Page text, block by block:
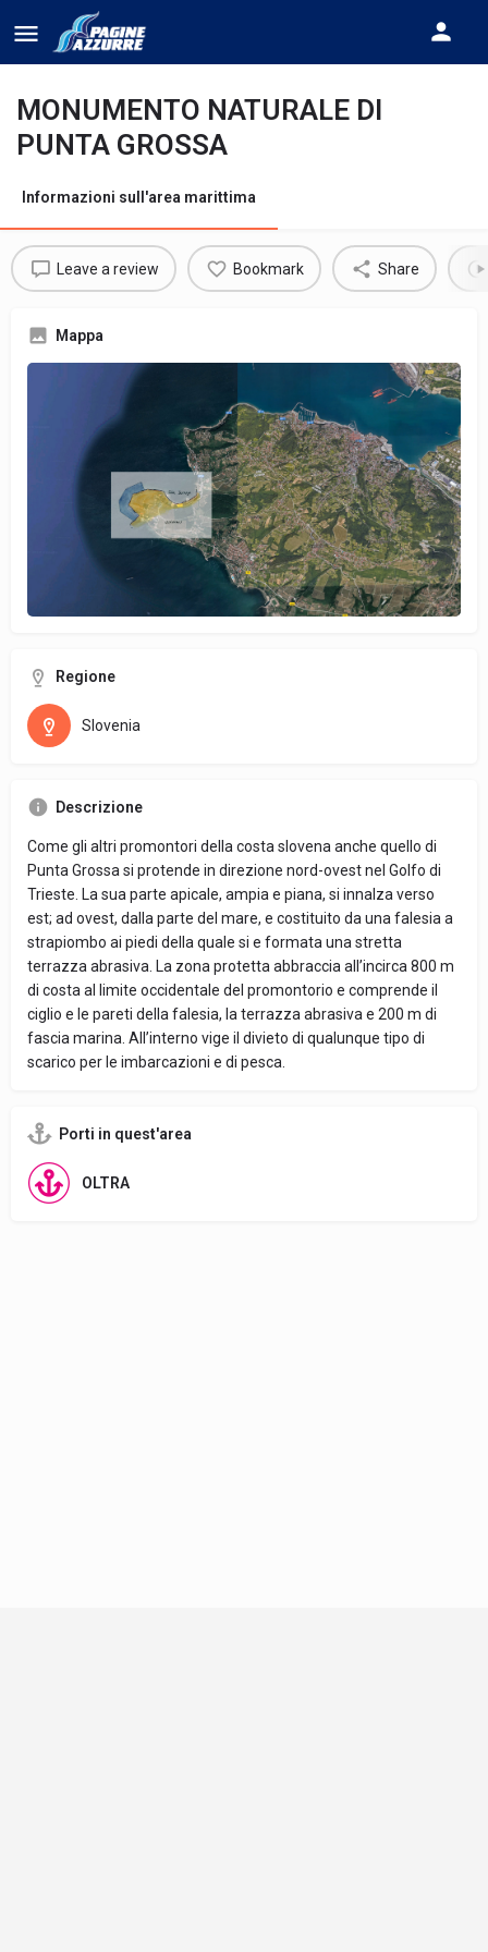
MONUMENTO NATURALE DI
PUNTA GROSSA
Informazioni sull'area marittima
Leave a review Bookmark Share
Mappa
Regione
Slovenia
Descrizione
Come gli altri promontori della costa slovena anche quello di
Punta Grossa si protende in direzione nord-ovest nel Golfo di
Trieste. La sua parte apicale, ampia e piana, si innalza verso
est; ad ovest, dalla parte del mare, e costituito da una falesia a
strapiombo ai piedi della quale si e formata una stretta
terrazza abrasiva. La zona protetta abbraccia all’incirca 800 m
di costa al limite occidentale del promontorio e comprende il
ciglio e le pareti della falesia, la terrazza abrasiva e 200 m di
fascia marina. All’interno vige il divieto di qualunque tipo di
scarico per le imbarcazioni e di pesca.
Porti in quest'area
OLTRA